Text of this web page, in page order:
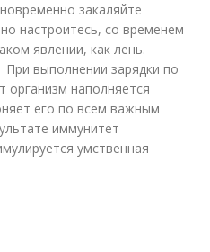
закаляйте
настроитесь, со временем
явлении, как лень.
выполнении зарядки по
организм наполняется
его по всем важным
иммунитет
умственная